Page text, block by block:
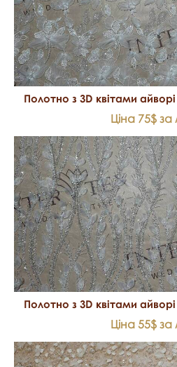
Полотно з 3D квітами
Ціна 75$
Полотно з 3D квітами
Ціна 55$